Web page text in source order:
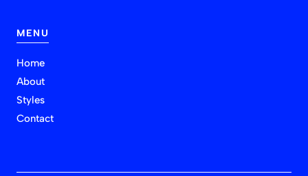
MENU
Home
About
Styles
Contact